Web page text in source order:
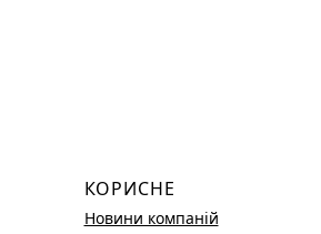
КОРИСНЕ
Новини компаній